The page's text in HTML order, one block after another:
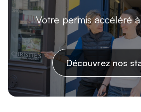
Votre permis accéléré
Découvrez nos